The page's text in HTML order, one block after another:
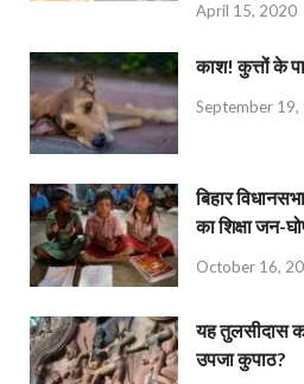
April 15, 2020
काश! कुत्तों के
September 19,
बिहार
का शिक्षा जन-
October 16,
यह तुलसीदास
उपजा कुपाठ?